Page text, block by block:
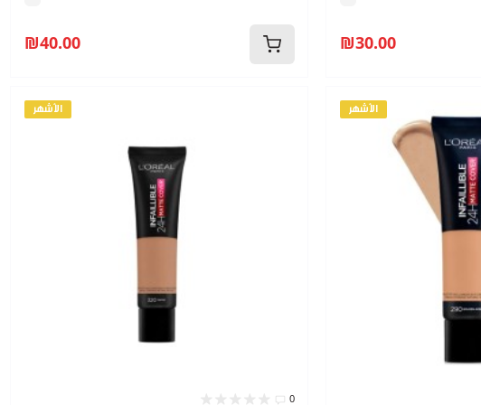
₪40.00 ₪30.00
الأشهر
0
الأشهر